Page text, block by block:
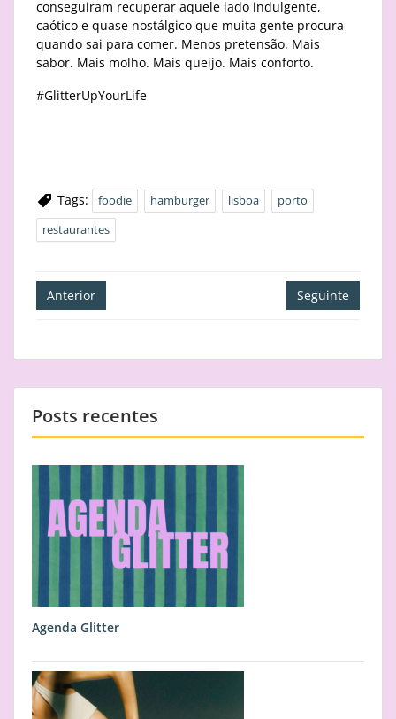
conseguiram recuperar aquele lado indulgente,
caótico e quase nostálgico que muita gente procura
quando sai para comer. Menos pretensão. Mais
sabor. Mais molho. Mais queijo. Mais conforto.
#GlitterUpYourLife
Tags: foodie hamburger lisboa
porto
restaurantes
Navegação
de
Anterior Seguinte
Posts recentes
Agenda Glitter